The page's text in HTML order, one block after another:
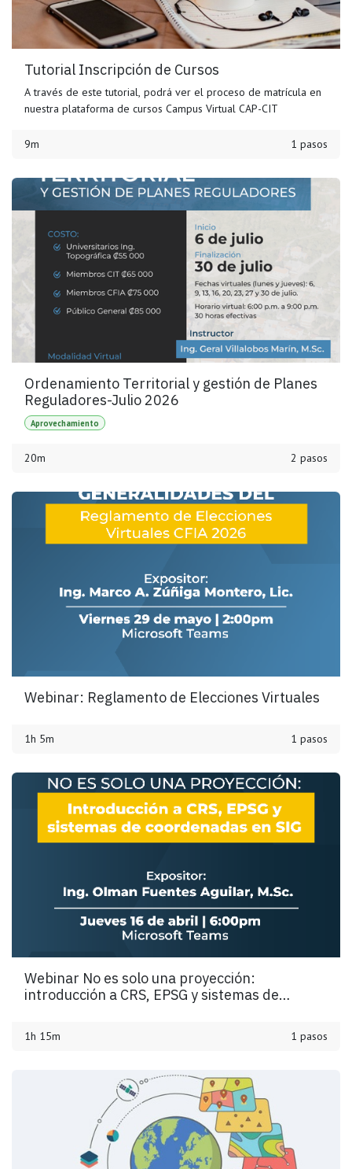
Tutorial Inscripción de Cursos
A través de este tutorial, podrá ver el proceso de matrícula en
nuestra plataforma de cursos Campus Virtual CAP-CIT
9m 1 pasos
Ordenamiento Territorial y gestión de Planes
Reguladores-Julio 2026
Aprovechamiento
20m 2 pasos
Webinar: Reglamento de Elecciones Virtuales
1h 5m 1 pasos
Webinar No es solo una proyección:
introducción a CRS, EPSG y sistemas de
1h 15m 1 pasos